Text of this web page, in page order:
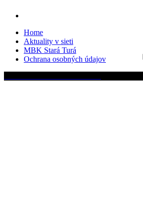
Home
Aktuality v sieti
MBK Stará Turá
Ochrana osobných údajov